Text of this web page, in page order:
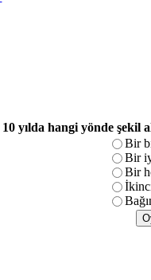
yılda hangi yönde şekil
Bir
Bir
Bir